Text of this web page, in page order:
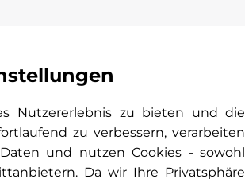
Nutzererlebnis zu bieten und die
zu verbessern, verarbeiten
und nutzen Cookies - sowohl
Da wir Ihre Privatsphäre